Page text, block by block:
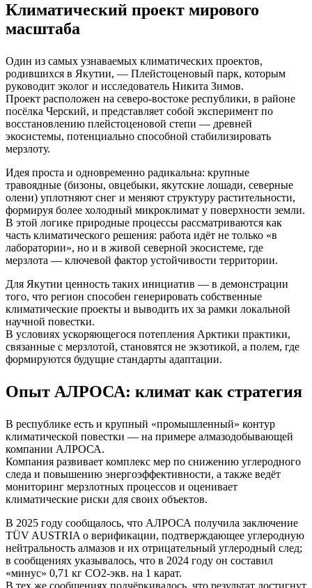
Климатический проект мирового
масштаба
Один из самых узнаваемых климатических проектов,
родившихся в Якутии, — Плейстоценовый парк, которым
руководит эколог и исследователь Никита Зимов.
Проект расположен на северо‑востоке республики, в районе
посёлка Черский, и представляет собой эксперимент по
восстановлению плейстоценовой степи — древней
экосистемы, потенциально способной стабилизировать
мерзлоту.
Идея проста и одновременно радикальна: крупные
травоядные (бизоны, овцебыки, якутские лошади, северные
олени) уплотняют снег и меняют структуру растительности,
формируя более холодный микроклимат у поверхности земли.
В этой логике природные процессы рассматриваются как
часть климатического решения: работа идёт не только «в
лаборатории», но и в живой северной экосистеме, где
мерзлота — ключевой фактор устойчивости территории.
Для Якутии ценность таких инициатив — в демонстрации
того, что регион способен генерировать собственные
климатические проекты и выводить их за рамки локальной
научной повестки.
В условиях ускоряющегося потепления Арктики практики,
связанные с мерзлотой, становятся не экзотикой, а полем, где
формируются будущие стандарты адаптации.
Опыт АЛРОСА: климат как стратегия
В республике есть и крупный «промышленный» контур
климатической повестки — на примере алмазодобывающей
компании АЛРОСА.
Компания развивает комплекс мер по снижению углеродного
следа и повышению энергоэффективности, а также ведёт
мониторинг мерзлотных процессов и оценивает
климатические риски для своих объектов.
В 2025 году сообщалось, что АЛРОСА получила заключение
TÜV AUSTRIA о верификации, подтверждающее углеродную
нейтральность алмазов и их отрицательный углеродный след;
в сообщениях указывалось, что в 2024 году он составил
«минус» 0,71 кг CO2‑экв. на 1 карат.